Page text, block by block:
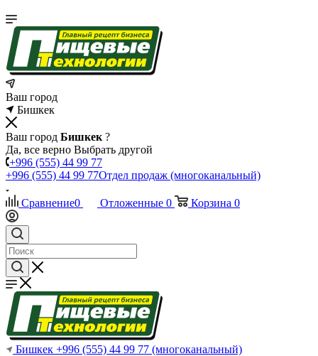
Ваш город
Бишкек
Ваш город Бишкек ?
Да, все верно Выбрать другой
+996 (555) 44 99 77
+996 (555) 44 99 77Отдел продаж (многоканальный)
Сравнение0 Отложенные 0 Корзина 0
Бишкек +996 (555) 44 99 77 (многоканальный)